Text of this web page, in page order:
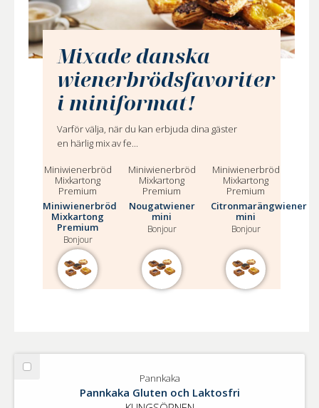
Mixade danska
wienerbrödsfavoriter
i miniformat!
Varför välja, när du kan erbjuda dina gäster
en härlig mix av fe...
Miniwienerbröd
Mixkartong
Premium
Miniwienerbröd
Mixkartong
Premium
Bonjour
Miniwienerbröd
Mixkartong
Premium
Nougatwiener
mini
Bonjour
Miniwienerbröd
Mixkartong
Premium
Citronmarängwiener
mini
Bonjour
Välj
Pannkaka
Pannkaka Gluten och Laktosfri